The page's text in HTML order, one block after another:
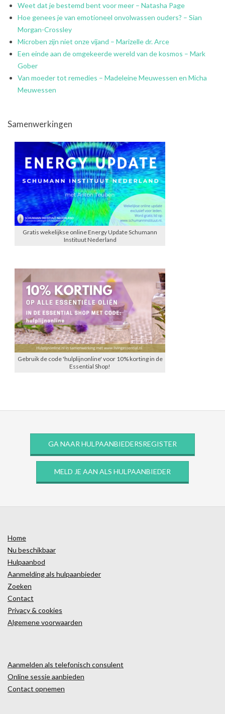
Weet dat je bestemd bent voor meer – Natasha Page
Hoe genees je van emotioneel onvolwassen ouders? – Sian
Morgan-Crossley
Microben zijn niet onze vijand – Marizelle dr. Arce
Een einde aan de omgekeerde wereld van de kosmos – Mark
Gober
Van moeder tot remedies – Madeleine Meuwessen en Micha
Meuwessen
Samenwerkingen
Gratis wekelijkse online Energy Update Schumann
Instituut Nederland
Gebruik de code 'hulplijnonline' voor 10% korting in de
Essential Shop!
GA NAAR HULPAANBIEDERSREGISTER
MELD JE AAN ALS HULPAANBIEDER
Home
Nu beschikbaar
Hulpaanbod
Aanmelding als hulpaanbieder
Zoeken
Contact
Privacy & cookies
Algemene voorwaarden
Aanmelden als telefonisch consulent
Online sessie aanbieden
Contact opnemen